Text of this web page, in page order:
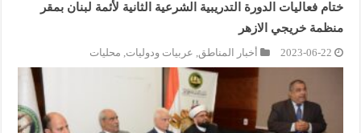
ختام فعاليات الدورة التدريبية الشرعية الثانية لأئمة لبنان بمقر
منظمة خريجي الازهر
2023-06-22 أخبار المناطق, عربيات ودوليات, محليات